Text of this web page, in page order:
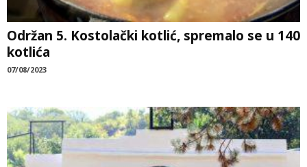
Održan 5. Kostolački kotlić, spremalo se u 140
kotlića
07/08/2023